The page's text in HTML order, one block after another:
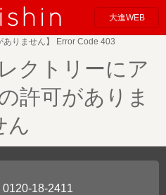
大進WEB
ありません】 Error Code 403
クトリーにア
許可がありま
ん
0120-18-2411